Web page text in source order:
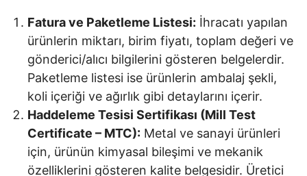
Fatura ve Paketleme Listesi: İhracatı yapılan
ürünlerin miktarı, birim fiyatı, toplam değeri ve
gönderici/alıcı bilgilerini gösteren belgelerdir.
Paketleme listesi ise ürünlerin ambalaj şekli,
koli içeriği ve ağırlık gibi detaylarını içerir.
Haddeleme Tesisi Sertifikası (Mill Test
Certificate – MTC): Metal ve sanayi ürünleri
için, ürünün kimyasal bileşimi ve mekanik
özelliklerini gösteren kalite belgesidir. Üretici